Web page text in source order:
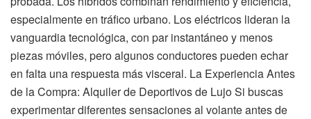
especialmente en tráfico urbano. Los eléctricos lideran la
vanguardia tecnológica, con par instantáneo y menos
piezas móviles, pero algunos conductores pueden echar
en falta una respuesta más visceral. La Experiencia Antes
de la Compra: Alquiler de Deportivos de Lujo Si buscas
experimentar diferentes sensaciones al volante antes de